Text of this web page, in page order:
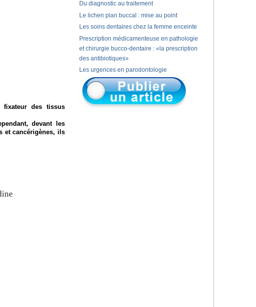
des tissus
devant les
et cancérigènes, ils
Du diagnostic au traitement
Le lichen plan buccal : mise au point
Les soins dentaires chez la femme enceinte
Prescription médicamenteuse en pathologie
et chirurgie bucco-dentaire : «la prescription
des antibiotiques»
Les urgences en parodontologie